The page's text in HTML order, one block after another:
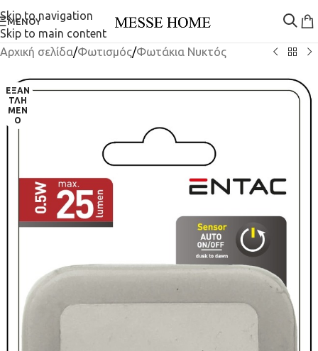
Skip to navigation
Skip to main content
ΜΕΝΟΎ
Αρχική σελίδα/Φωτισμός/Φωτάκια Νυκτός
ΕΞΑΝ
ΤΛΗ
ΜΈΝ
Ο